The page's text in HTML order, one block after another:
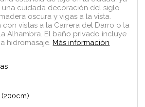
cuidada decoración del siglo
oscura y vigas a la vista.
con vistas a la Carrera del Darro o la
Alhambra. El baño privado incluye
hidromasaje. Más información